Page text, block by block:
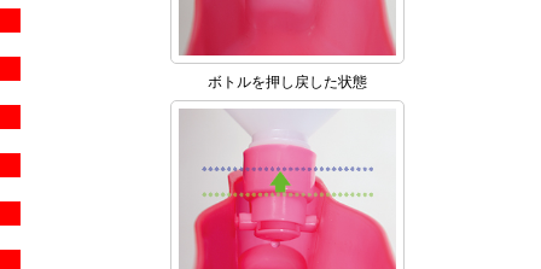
ボトルを押し戻した状態